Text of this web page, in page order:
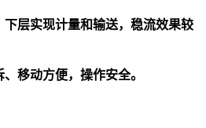
下层实现计量和输送，稳流效果较
移动方便，操作安全。